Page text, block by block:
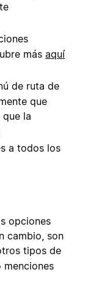
más aquí
de ruta de
que
la
a todos los
opciones
cambio, son
tipos de
menciones